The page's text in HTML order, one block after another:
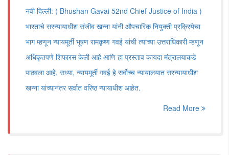
नवी दिल्ली: ( Bhushan Gavai 52nd Chief Justice of India )
भारताचे सरन्यायाधीश संजीव खन्ना यांनी औपचारिक नियुक्ती प्रक्रियेचा
भाग म्हणून न्यायमूर्ती भूषण रामकृष्ण गवई यांची त्यांच्या उत्तराधिकारी म्हणून
अधिकृतपणे शिफारस केली आहे आणि हा प्रस्ताव कायदा मंत्रालयाकडे
पाठवला आहे. सध्या, न्यायमूर्ती गवई हे सर्वोच्च न्यायालयात सरन्यायाधीश
खन्ना यांच्यानंतर सर्वात वरिष्ठ न्यायाधीश आहेत.
Read More